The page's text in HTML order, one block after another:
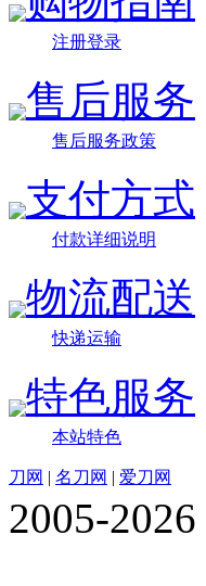
注册登录
售后服务
售后服务政策
支付方式
付款详细说明
物流配送
快递运输
特色服务
本站特色
刀网 | 名刀网 | 爱刀网
2005-2026